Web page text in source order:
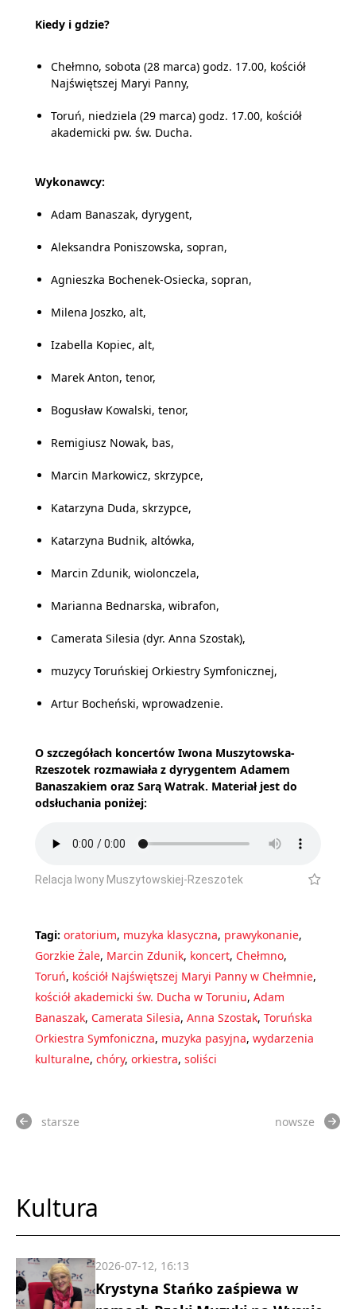
Kiedy i gdzie?
Chełmno, sobota (28 marca) godz. 17.00, kościół
Najświętszej Maryi Panny,
Toruń, niedziela (29 marca) godz. 17.00, kościół
akademicki pw. św. Ducha.
Wykonawcy:
Adam Banaszak, dyrygent,
Aleksandra Poniszowska, sopran,
Agnieszka Bochenek-Osiecka, sopran,
Milena Joszko, alt,
Izabella Kopiec, alt,
Marek Anton, tenor,
Bogusław Kowalski, tenor,
Remigiusz Nowak, bas,
Marcin Markowicz, skrzypce,
Katarzyna Duda, skrzypce,
Katarzyna Budnik, altówka,
Marcin Zdunik, wiolonczela,
Marianna Bednarska, wibrafon,
Camerata Silesia (dyr. Anna Szostak),
muzycy Toruńskiej Orkiestry Symfonicznej,
Artur Bocheński, wprowadzenie.
O szczegółach koncertów Iwona Muszytowska-
Rzeszotek rozmawiała z dyrygentem Adamem
Banaszakiem oraz Sarą Watrak. Materiał jest do
odsłuchania poniżej:
Relacja Iwony Muszytowskiej-Rzeszotek
Tagi: oratorium, muzyka klasyczna, prawykonanie,
Gorzkie Żale, Marcin Zdunik, koncert, Chełmno,
Toruń, kościół Najświętszej Maryi Panny w Chełmnie,
kościół akademicki św. Ducha w Toruniu, Adam
Banaszak, Camerata Silesia, Anna Szostak, Toruńska
Orkiestra Symfoniczna, muzyka pasyjna, wydarzenia
kulturalne, chóry, orkiestra, soliści
starsze nowsze
Kultura
Krystyna Stańko zaśpiewa w
2026-07-12, 16:13